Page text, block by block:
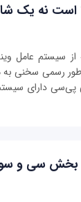
سیستم عامل
رسمی سخنی به
- بخش سی و